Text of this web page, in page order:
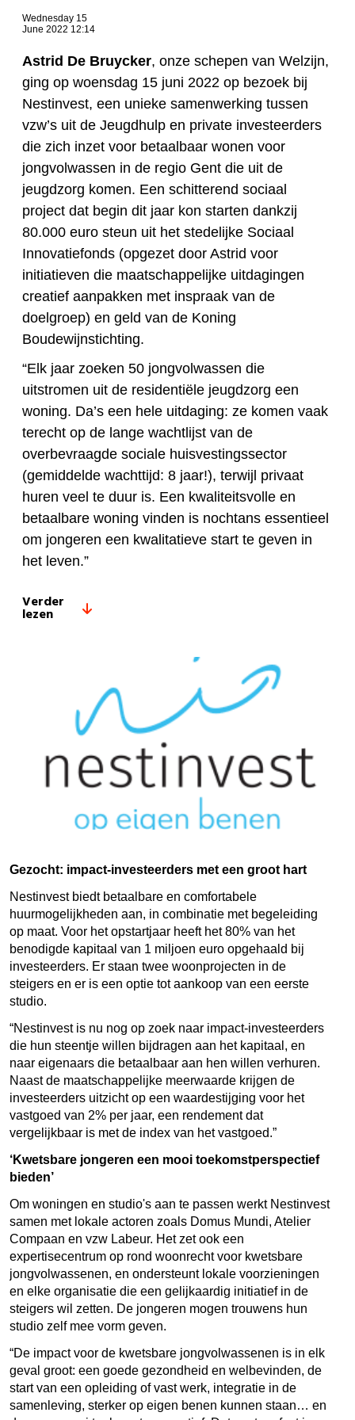
Wednesday 15
June 2022 12:14
Astrid De Bruycker, onze schepen van Welzijn,
ging op woensdag 15 juni 2022 op bezoek bij
Nestinvest, een unieke samenwerking tussen
vzw’s uit de Jeugdhulp en private investeerders
die zich inzet voor betaalbaar wonen voor
jongvolwassen in de regio Gent die uit de
jeugdzorg komen. Een schitterend sociaal
project dat begin dit jaar kon starten dankzij
80.000 euro steun uit het stedelijke Sociaal
Innovatiefonds (opgezet door Astrid voor
initiatieven die maatschappelijke uitdagingen
creatief aanpakken met inspraak van de
doelgroep) en geld van de Koning
Boudewijnstichting.
“Elk jaar zoeken 50 jongvolwassen die
uitstromen uit de residentiële jeugdzorg een
woning. Da’s een hele uitdaging: ze komen vaak
terecht op de lange wachtlijst van de
overbevraagde sociale huisvestingssector
(gemiddelde wachttijd: 8 jaar!), terwijl privaat
huren veel te duur is. Een kwaliteitsvolle en
betaalbare woning vinden is nochtans essentieel
om jongeren een kwalitatieve start te geven in
het leven.”
Verder
lezen
Gezocht: impact-investeerders met een groot hart
Nestinvest biedt betaalbare en comfortabele
huurmogelijkheden aan, in combinatie met begeleiding
op maat. Voor het opstartjaar heeft het 80% van het
benodigde kapitaal van 1 miljoen euro opgehaald bij
investeerders. Er staan twee woonprojecten in de
steigers en er is een optie tot aankoop van een eerste
studio.
“Nestinvest is nu nog op zoek naar impact-investeerders
die hun steentje willen bijdragen aan het kapitaal, en
naar eigenaars die betaalbaar aan hen willen verhuren.
Naast de maatschappelijke meerwaarde krijgen de
investeerders uitzicht op een waardestijging voor het
vastgoed van 2% per jaar, een rendement dat
vergelijkbaar is met de index van het vastgoed.”
‘Kwetsbare jongeren een mooi toekomstperspectief
bieden’
Om woningen en studio's aan te passen werkt Nestinvest
samen met lokale actoren zoals Domus Mundi, Atelier
Compaan en vzw Labeur. Het zet ook een
expertisecentrum op rond woonrecht voor kwetsbare
jongvolwassenen, en ondersteunt lokale voorzieningen
en elke organisatie die een gelijkaardig initiatief in de
steigers wil zetten. De jongeren mogen trouwens hun
studio zelf mee vorm geven.
“De impact voor de kwetsbare jongvolwassenen is in elk
geval groot: een goede gezondheid en welbevinden, de
start van een opleiding of vast werk, integratie in de
samenleving, sterker op eigen benen kunnen staan… en